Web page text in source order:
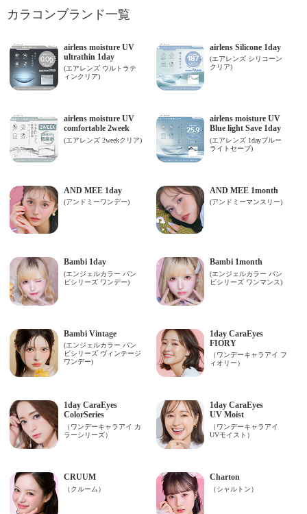
カラコンブランド一覧